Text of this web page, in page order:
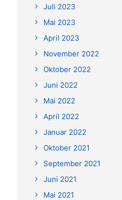
Juli 2023
Mai 2023
April 2023
November 2022
Oktober 2022
Juni 2022
Mai 2022
April 2022
Januar 2022
Oktober 2021
September 2021
Juni 2021
Mai 2021